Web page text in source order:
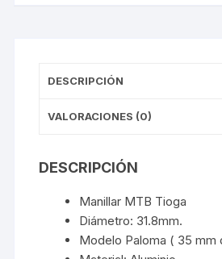
DESCRIPCIÓN
VALORACIONES (0)
DESCRIPCIÓN
Manillar MTB Tioga
Diámetro: 31.8mm.
Modelo Paloma ( 35 mm